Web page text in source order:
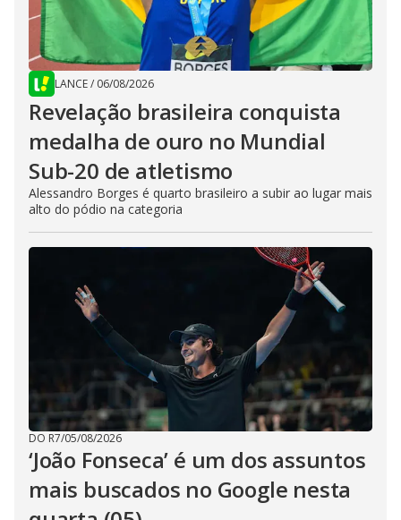
LANCE/ 06/08/2026
Revelação brasileira conquista
medalha de ouro no Mundial
Sub-20 de atletismo
Alessandro Borges é quarto brasileiro a subir ao lugar mais
alto do pódio na categoria
DO R7/05/08/2026
‘João Fonseca’ é um dos assuntos
mais buscados no Google nesta